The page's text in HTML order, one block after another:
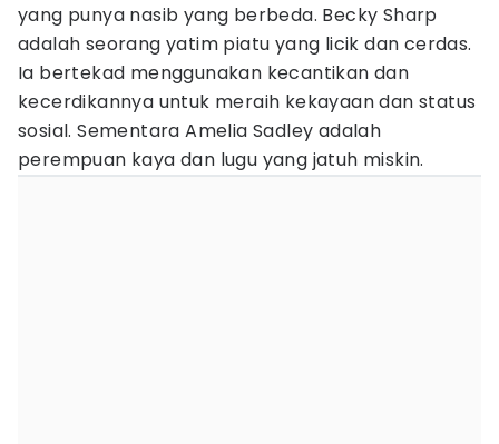
yang punya nasib yang berbeda. Becky Sharp
adalah seorang yatim piatu yang licik dan cerdas.
Ia bertekad menggunakan kecantikan dan
kecerdikannya untuk meraih kekayaan dan status
sosial. Sementara Amelia Sadley adalah
perempuan kaya dan lugu yang jatuh miskin.